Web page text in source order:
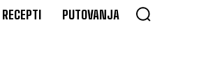
RECEPTI PUTOVANJA